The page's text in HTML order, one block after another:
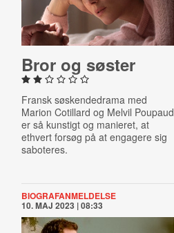
Bror og søster
Fransk søskendedrama med
Marion Cotillard og Melvil Poupaud
er så kunstigt og manieret, at
ethvert forsøg på at engagere sig
saboteres.
BIOGRAFANMELDELSE
10. MAJ 2023 | 08:33